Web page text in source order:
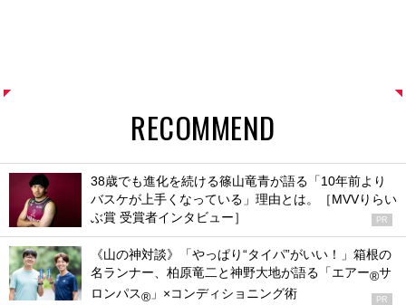
RECOMMEND
38歳でも進化を続ける篠山竜青が語る「10年前より
バスケが上手くなっている」理由とは。［MVVりらい
ぶ賞 受賞者インタビュー］
PR
《山の神対談》「やっぱり“タイパ”がいい！」箱根の
名ランナー、柏原竜二と神野大地が語る「エアー®サ
ロンパス® 」×コンディショニング術 PR